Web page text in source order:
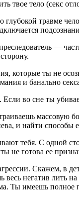
твое тело (секс
глубокой травме
—
которые ты не
и банально
Если во сне ты
массовую
и найти способы
тебя. С одной
не готова ее
Скажем, в
весь негатив лить
Ты имеешь полное